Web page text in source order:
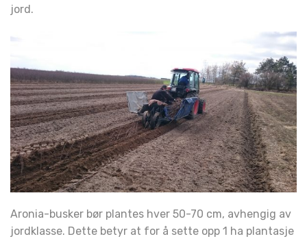
jord.
Aronia-busker bør plantes hver 50-70 cm, avhengig av
jordklasse. Dette betyr at for å sette opp 1 ha plantasje